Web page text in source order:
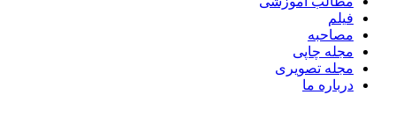
فیلم
مصاحبه
مجله چاپی
مجله تصویری
درباره ما